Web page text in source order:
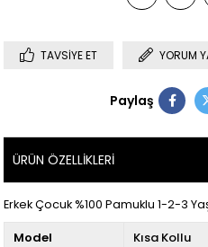
TAVSIYE ET YORUM
Paylaş
ÜRÜN ÖZELLIKLERI
Erkek Çocuk %100 Pamuklu 1-2-3
Model
Kısa Kollu